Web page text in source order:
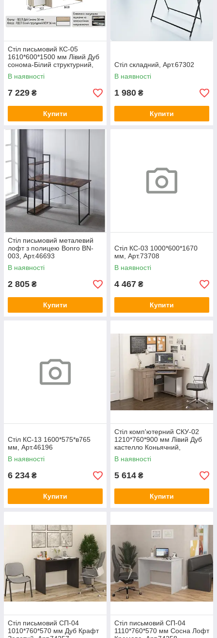
Стіл письмовий КС-05
1610*600*1500 мм Лівий Дуб
сонома-Білий структурний,
Арт.67562
В наявності
7 229 ₴
Купити
Стіл складний, Арт.67302
В наявності
1 980 ₴
Купити
Стіл письмовий металевий
лофт з полицею Bonro BN-
003, Арт.46693
В наявності
2 805 ₴
Купити
Стіл КС-03 1000*600*1670
мм, Арт.73708
В наявності
4 467 ₴
Купити
Стіл КС-13 1600*575*в765
мм, Арт.46196
В наявності
6 234 ₴
Купити
Стіл комп'ютерний СКУ-02
1210*760*900 мм Лівий Дуб
кастелло Коньячний,
Арт.73763
В наявності
5 614 ₴
Купити
Стіл письмовий СП-04
1010*760*570 мм Дуб Крафт
Стіл письмовий СП-04
1110*760*570 мм Сосна Лофт